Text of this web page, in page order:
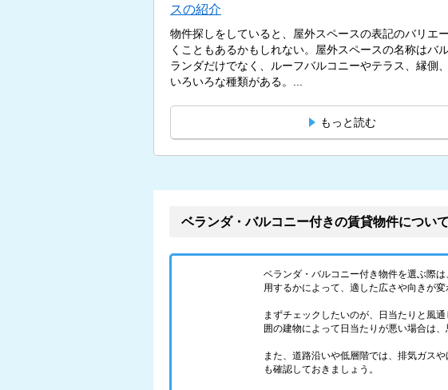
スの紹介
物件探しをしていると、屋外スペースの表記のバリエ
くこともあるかもしれない。屋外スペースの名称はバ
ランダだけでなく、ルーフバルコニーやテラス、縁側
いろいろな種類がある。...
もっと読む
ベランダ・バルコニー付きの賃貸物件につい
ベランダ・バルコニー付き物件を選ぶ際
用するかによって、適した広さや向きが変
まずチェックしたいのが、日当たりと風
囲の建物によって日当たりが悪い場合は
また、道路沿いや低層階では、排気ガス
も確認しておきましょう。